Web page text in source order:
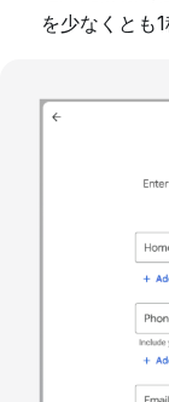
を少なくとも